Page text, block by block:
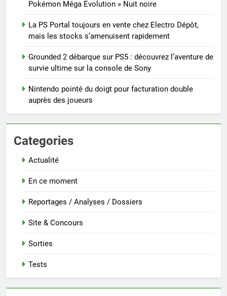
Pokémon Méga Évolution » Nuit noire
La PS Portal toujours en vente chez Electro Dépôt,
mais les stocks s’amenuisent rapidement
Grounded 2 débarque sur PS5 : découvrez l’aventure de
survie ultime sur la console de Sony
Nintendo pointé du doigt pour facturation double
auprès des joueurs
Categories
Actualité
En ce moment
Reportages / Analyses / Dossiers
Site & Concours
Sorties
Tests